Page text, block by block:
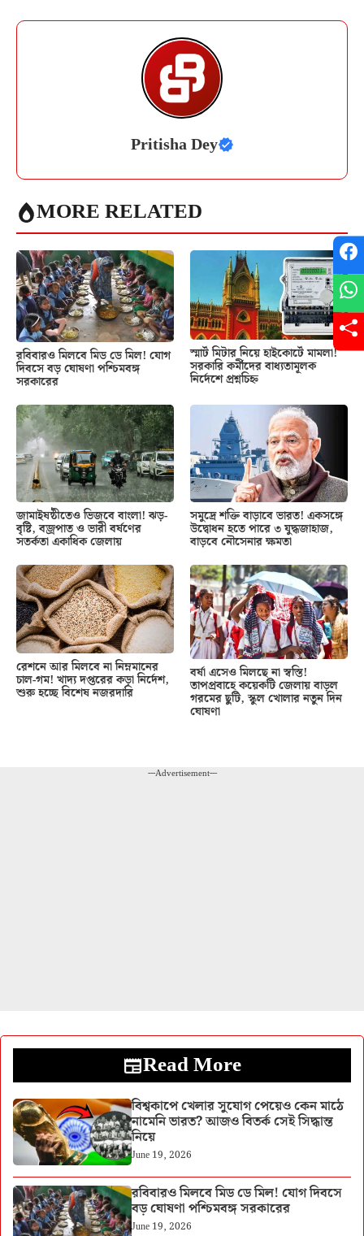
Pritisha Dey
MORE RELATED
রবিবারও মিলবে মিড ডে মিল! যোগ
দিবসে বড় ঘোষণা পশ্চিমবঙ্গ
সরকারের
স্মার্ট মিটার নিয়ে হাইকোর্টে মামলা!
সরকারি কর্মীদের বাধ্যতামূলক
নির্দেশে প্রশ্নচিহ্ন
জামাইষষ্ঠীতেও ভিজবে বাংলা! ঝড়-
বৃষ্টি, বজ্রপাত ও ভারী বর্ষণের
সতর্কতা একাধিক জেলায়
সমুদ্রে শক্তি বাড়াবে ভারত! একসঙ্গে
উদ্বোধন হতে পারে ৩ যুদ্ধজাহাজ,
বাড়বে নৌসেনার ক্ষমতা
রেশনে আর মিলবে না নিম্নমানের
চাল-গম! খাদ্য দপ্তরের কড়া নির্দেশ,
শুরু হচ্ছে বিশেষ নজরদারি
বর্ষা এসেও মিলছে না স্বস্তি!
তাপপ্রবাহে কয়েকটি জেলায় বাড়ল
গরমের ছুটি, স্কুল খোলার নতুন দিন
ঘোষণা
---Advertisement---
Read More
বিশ্বকাপে খেলার সুযোগ পেয়েও কেন মাঠে
নামেনি ভারত? আজও বিতর্ক সেই সিদ্ধান্ত
নিয়ে
June 19, 2026
রবিবারও মিলবে মিড ডে মিল! যোগ দিবসে
বড় ঘোষণা পশ্চিমবঙ্গ সরকারের
June 19, 2026